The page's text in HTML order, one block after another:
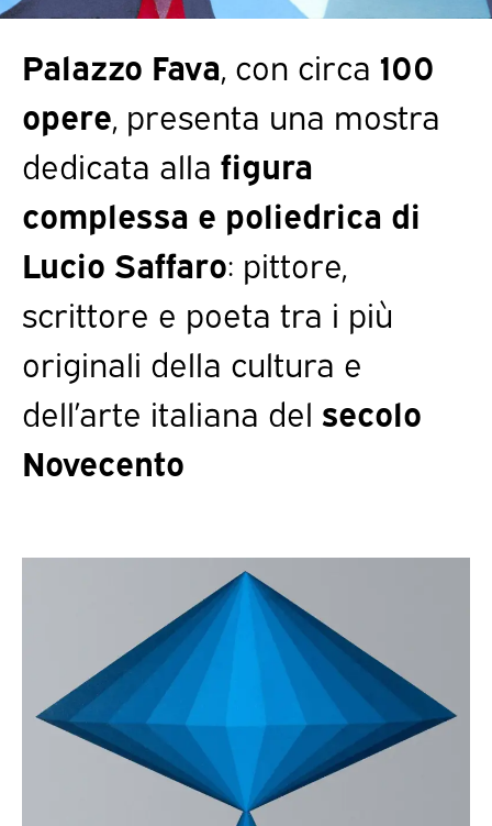
Palazzo Fava, con circa 100
opere, presenta una mostra
dedicata alla figura
complessa e poliedrica di
Lucio Saffaro: pittore,
scrittore e poeta tra i più
originali della cultura e
dell’arte italiana del secolo
Novecento